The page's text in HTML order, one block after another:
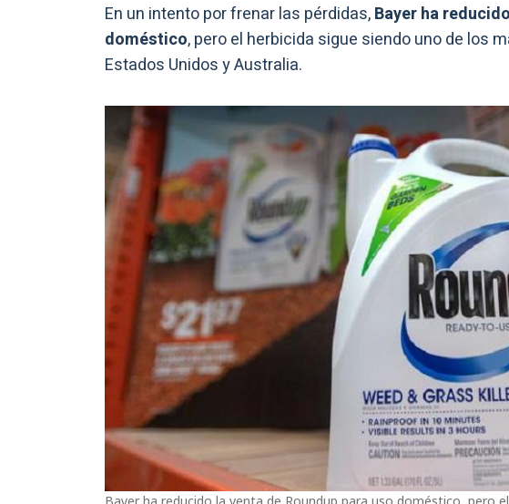
En un intento por frenar las pérdidas,Bayer ha
doméstico, pero el herbicida sigue siendo uno de los
Estados Unidos y Australia.